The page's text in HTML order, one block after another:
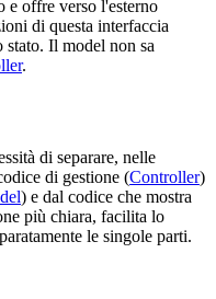
e offre verso l'esterno
di questa interfaccia
Il model non sa
.
di separare, nelle
di gestione (Controller)
) e dal codice che mostra
più chiara, facilita lo
le singole parti.